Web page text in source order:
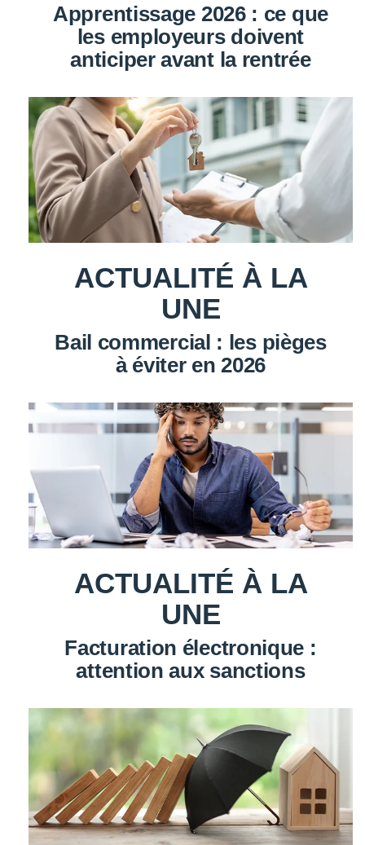
Apprentissage 2026 : ce que
les employeurs doivent
anticiper avant la rentrée
ACTUALITÉ À LA
UNE
Bail commercial : les pièges
à éviter en 2026
ACTUALITÉ À LA
UNE
Facturation électronique :
attention aux sanctions